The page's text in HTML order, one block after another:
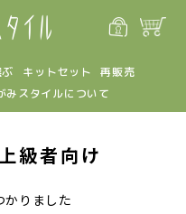
キットセット
再販売
みスタイルについて
級者向け
かりました